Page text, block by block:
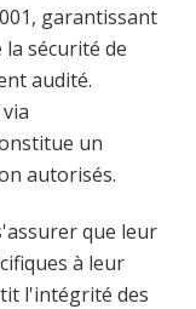
garantissant
sécurité de
audité.
un
autorisés.
que leur
à leur
l'intégrité des